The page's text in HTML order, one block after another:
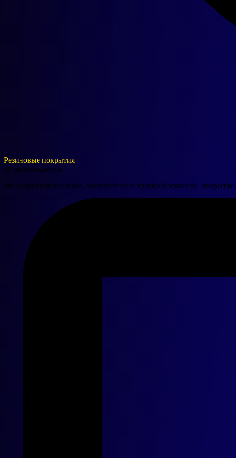
Резиновые покрытия
от производителя
Многофункциональное, экологичное и травмобезопасное покрытие.